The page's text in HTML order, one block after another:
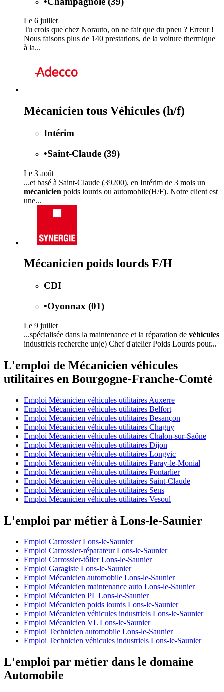
Le 6 juillet
Tu crois que chez Norauto, on ne fait que du pneu ? Erreur !
Nous faisons plus de 140 prestations, de la voiture thermique
à la...
Mécanicien tous Véhicules (h/f)
Intérim
•Saint-Claude (39)
Le 3 août
...et basé à Saint-Claude (39200), en Intérim de 3 mois un
mécanicien poids lourds ou automobile(H/F). Notre client est
une...
Mécanicien poids lourds F/H
CDI
•Oyonnax (01)
Le 9 juillet
...spécialisée dans la maintenance et la réparation de véhicules
industriels recherche un(e) Chef d'atelier Poids Lourds pour...
L'emploi de Mécanicien véhicules
utilitaires en Bourgogne-Franche-Comté
Emploi Mécanicien véhicules utilitaires Auxerre
Emploi Mécanicien véhicules utilitaires Belfort
Emploi Mécanicien véhicules utilitaires Besançon
Emploi Mécanicien véhicules utilitaires Chagny
Emploi Mécanicien véhicules utilitaires Chalon-sur-Saône
Emploi Mécanicien véhicules utilitaires Dijon
Emploi Mécanicien véhicules utilitaires Longvic
Emploi Mécanicien véhicules utilitaires Paray-le-Monial
Emploi Mécanicien véhicules utilitaires Pontarlier
Emploi Mécanicien véhicules utilitaires Saint-Claude
Emploi Mécanicien véhicules utilitaires Sens
Emploi Mécanicien véhicules utilitaires Vesoul
L'emploi par métier à Lons-le-Saunier
Emploi Carrossier Lons-le-Saunier
Emploi Carrossier-réparateur Lons-le-Saunier
Emploi Carrossier-tôlier Lons-le-Saunier
Emploi Garagiste Lons-le-Saunier
Emploi Mécanicien automobile Lons-le-Saunier
Emploi Mécanicien maintenance auto Lons-le-Saunier
Emploi Mécanicien PL Lons-le-Saunier
Emploi Mécanicien poids lourds Lons-le-Saunier
Emploi Mécanicien véhicules industriels Lons-le-Saunier
Emploi Mécanicien VL Lons-le-Saunier
Emploi Technicien automobile Lons-le-Saunier
Emploi Technicien véhicules industriels Lons-le-Saunier
L'emploi par métier dans le domaine
Automobile